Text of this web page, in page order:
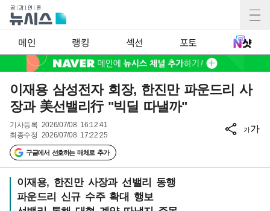
메인 랭킹 섹션 포토
이재용 삼성전자 회장, 한진만 파운드리 사
장과 美선밸리行 "빅딜 따낼까"
기사등록 2026/07/08 16:12:41
최종수정 2026/07/08 17:22:25
구글에서 선호하는 매체로 추가
가가
이재용, 한진만 사장과 선밸리 동행
파운드리 신규 수주 확대 행보